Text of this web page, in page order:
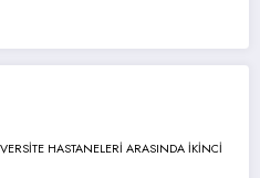
HASTANELERİ ARASINDA İKİNCİ